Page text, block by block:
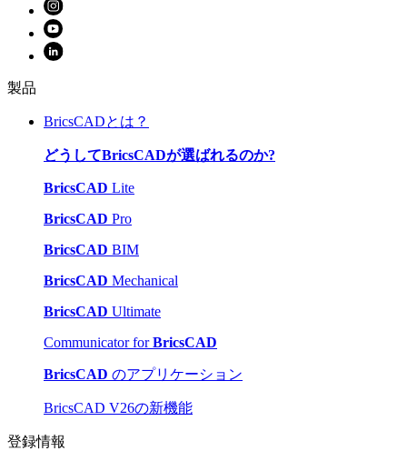
製品
BricsCADとは？
どうしてBricsCADが選ばれるのか?
BricsCAD Lite
BricsCAD Pro
BricsCAD BIM
BricsCAD Mechanical
BricsCAD Ultimate
Communicator forBricsCAD
BricsCAD のアプリケーション
BricsCAD V26の新機能
登録情報